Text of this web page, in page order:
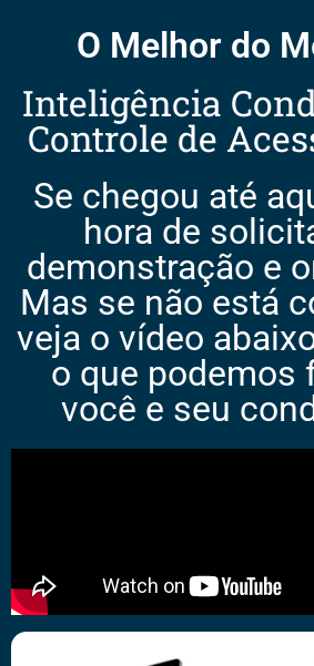
O Melhor do
Inteligência
Controle de
Se chegou até
hora de
demonstração e
Mas se não está
veja o vídeo
o que podemos
você e seu